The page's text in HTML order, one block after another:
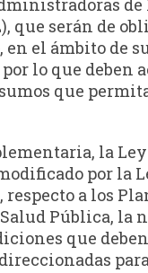
que serán de
el ámbito de
lo que deben
que
la Ley
por la
respecto a los
Pública, la
que